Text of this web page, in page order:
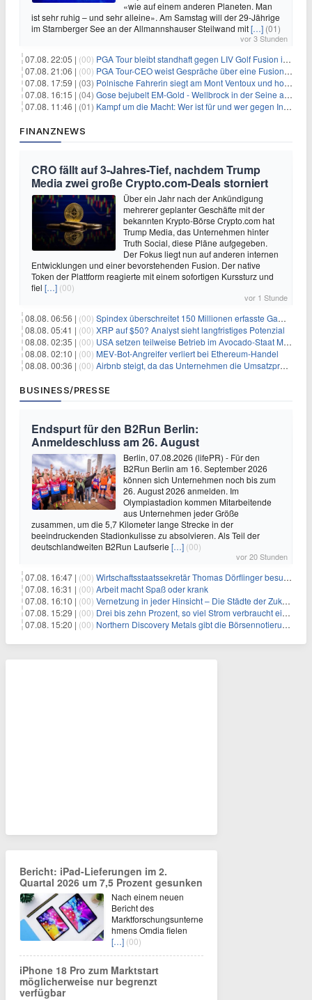
«wie auf einem anderen Planeten. Man
ist sehr ruhig – und sehr alleine». Am Samstag will der 29-Jährige
im Starnberger See an der Allmannshauser Steilwand mit[…] (01)
vor 3 Stunden
07.08. 22:05 | (00) PGA Tour bleibt standhaft gegen LIV Golf Fusion in einem sich wandelnden Sportumfeld
07.08. 21:06 | (00) PGA Tour-CEO weist Gespräche über eine Fusion mit LIV Golf zurück und bekräftigt die Wettbewerbslandschaft
07.08. 17:59 | (03) Polnische Fahrerin siegt am Mont Ventoux und holt Tour-Gelb
07.08. 16:15 | (04) Gose bejubelt EM-Gold - Wellbrock in der Seine ausgebremst
07.08. 11:46 | (01) Kampf um die Macht: Wer ist für und wer gegen Infantino?
FINANZNEWS
CRO fällt auf 3-Jahres-Tief, nachdem Trump
Media zwei große Crypto.com-Deals storniert
Über ein Jahr nach der Ankündigung
mehrerer geplanter Geschäfte mit der
bekannten Krypto-Börse Crypto.com hat
Trump Media, das Unternehmen hinter
Truth Social, diese Pläne aufgegeben.
Der Fokus liegt nun auf anderen internen
Entwicklungen und einer bevorstehenden Fusion. Der native
Token der Plattform reagierte mit einem sofortigen Kurssturz und
fiel […] (00)
vor 1 Stunde
08.08. 06:56 | (00) Spindex überschreitet 150 Millionen erfasste Gaming-Ereignisse in Echtzeit-Datenpipeline
08.08. 05:41 | (00) XRP auf $50? Analyst sieht langfristiges Potenzial
08.08. 02:35 | (00) USA setzen teilweise Betrieb im Avocado-Staat Michoacán in Mexiko wieder in Gang
08.08. 02:10 | (00) MEV-Bot-Angreifer verliert bei Ethereum-Handel
08.08. 00:36 | (00) Airbnb steigt, da das Unternehmen die Umsatzprognose anhebt und starkes Wachstum signalisiert
BUSINESS/PRESSE
Endspurt für den B2Run Berlin:
Anmeldeschluss am 26. August
Berlin, 07.08.2026 (lifePR) - Für den
B2Run Berlin am 16. September 2026
können sich Unternehmen noch bis zum
26. August 2026 anmelden. Im
Olympiastadion kommen Mitarbeitende
aus Unternehmen jeder Größe
zusammen, um die 5,7 Kilometer lange Strecke in der
beeindruckenden Stadionkulisse zu absolvieren. Als Teil der
deutschlandweiten B2Run Laufserie […] (00)
vor 20 Stunden
07.08. 16:47 | (00) Wirtschaftsstaatssekretär Thomas Dörflinger besucht Handwerksbetrieb im Kammerbezirk Freiburg
07.08. 16:31 | (00) Arbeit macht Spaß oder krank
07.08. 16:10 | (00) Vernetzung in jeder Hinsicht – Die Städte der Zukunft sind grün-blau
07.08. 15:29 | (00) Drei bis zehn Prozent, so viel Strom verbraucht ein Aufzug im Gebäude
07.08. 15:20 | (00) Northern Discovery Metals gibt die Börsennotierung an der Frankfurter Wertpapierbörse bekannt
Bericht: iPad-Lieferungen im 2.
Quartal 2026 um 7,5 Prozent gesunken
Nach einem neuen
Bericht des
Marktforschungsunterne
hmens Omdia fielen
[…] (00)
iPhone 18 Pro zum Marktstart
möglicherweise nur begrenzt
verfügbar